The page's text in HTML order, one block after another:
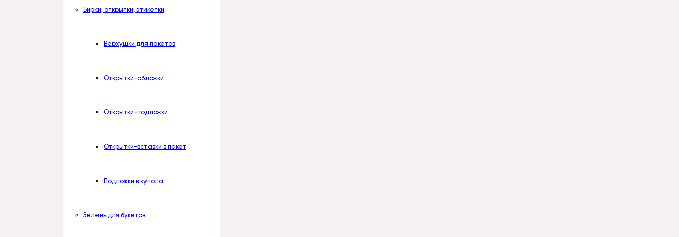
Бирки, открытки, этикетки
Верхушки для пакетов
Открытки-обложки
Открытки-подложки
Открытки-вставки в пакет
Подложки в купола
Зелень для букетов